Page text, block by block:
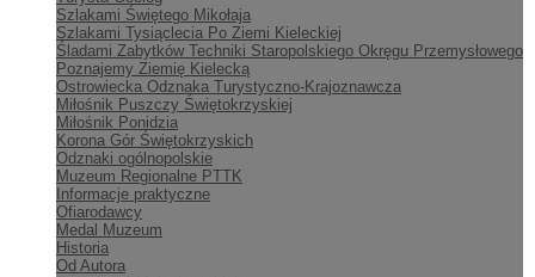
Szlakami Świętego Mikołaja
Szlakami Tysiąclecia Po Ziemi Kieleckiej
Śladami Zabytków Techniki Staropolskiego Okręgu Przemysłowego
Poznajemy Ziemię Kielecką
Ostrowiecka Odznaka Turystyczno-Krajoznawcza
Miłośnik Puszczy Świętokrzyskiej
Miłośnik Ponidzia
Korona Gór Świętokrzyskich
Odznaki ogólnopolskie
Muzeum Regionalne PTTK
Informacje praktyczne
Ofiarodawcy
Medal Muzeum
Historia
Od Autora